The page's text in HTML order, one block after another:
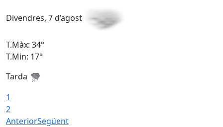
Divendres, 7 d’agost
T.Màx: 34°
T.Min: 17°
Tarda
1
2
AnteriorSegüent